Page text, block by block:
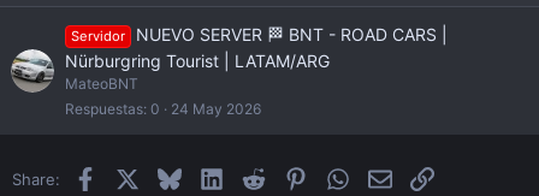
Servidor
NUEVO SERVER 🏁 BNT - ROAD CARS |
Nürburgring Tourist | LATAM/ARG
MateoBNT
Respuestas 0 24 May 2026
Share: Facebook BlueskyLinkedInReddit PinterestWhatsApp
EmailEnlace